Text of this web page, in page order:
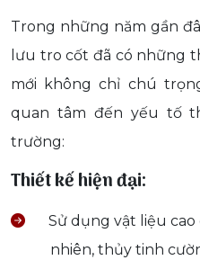
Trong những năm gần
lưu tro cốt đã có những
mới không chỉ chú
quan tâm đến yếu tố
trường:
Thiết kế hiện đại:
Sử dụng vật liệu cao
nhiên, thủy tinh